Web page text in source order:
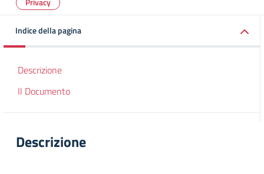
Indice della pagina
Descrizione
Il Documento
Descrizione